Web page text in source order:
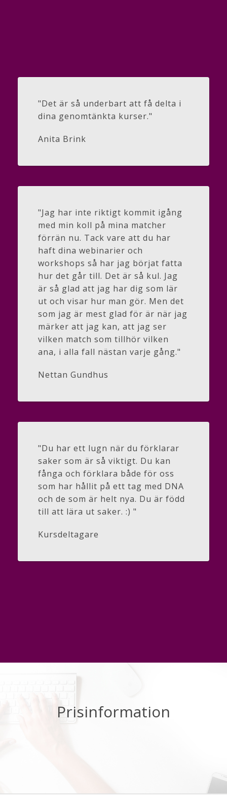
"Det är så underbart att få delta i
dina genomtänkta kurser."
Anita Brink
"Jag har inte riktigt kommit igång
med min koll på mina matcher
förrän nu. Tack vare att du har
haft dina webinarier och
workshops så har jag börjat fatta
hur det går till. Det är så kul. Jag
är så glad att jag har dig som lär
ut och visar hur man gör. Men det
som jag är mest glad för är när jag
märker att jag kan, att jag ser
vilken match som tillhör vilken
ana, i alla fall nästan varje gång."
Nettan Gundhus
"Du har ett lugn när du förklarar
saker som är så viktigt. Du kan
fånga och förklara både för oss
som har hållit på ett tag med DNA
och de som är helt nya. Du är född
till att lära ut saker. :) "
Kursdeltagare
Prisinformation